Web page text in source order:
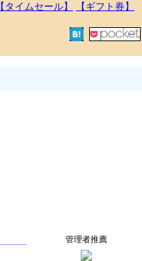
【タイムセール】 【ギフト券】
管理者推薦